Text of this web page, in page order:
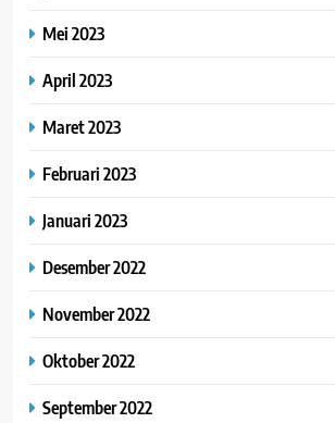
Mei 2023
April 2023
Maret 2023
Februari 2023
Januari 2023
Desember 2022
November 2022
Oktober 2022
September 2022